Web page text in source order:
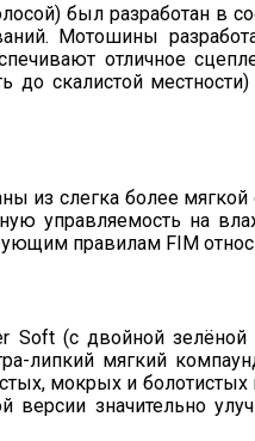
был разработан в
Мотошины
отличное
скалистой
из слегка более мягкой
управляемость на
правилам FIM
(с двойной зелёной
липкий мягкий
мокрых и
версии значительно